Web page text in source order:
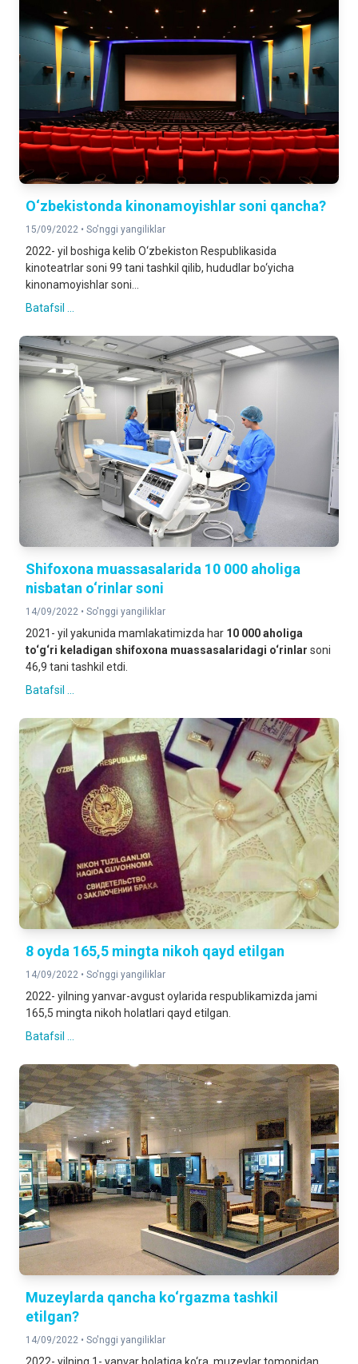
O‘zbekistonda kinonamoyishlar soni qancha?
15/09/2022 • So'nggi yangiliklar
2022- yil boshiga kelib O‘zbekiston Respublikasida
kinoteatrlar soni 99 tani tashkil qilib, hududlar bo‘yicha
kinonamoyishlar soni...
Batafsil ...
Shifoxona muassasalarida 10 000 aholiga
nisbatan o‘rinlar soni
14/09/2022 • So'nggi yangiliklar
2021- yil yakunida mamlakatimizda har 10 000 aholiga
to‘g‘ri keladigan shifoxona muassasalaridagi o‘rinlar soni
46,9 tani tashkil etdi.
Batafsil ...
8 oyda 165,5 mingta nikoh qayd etilgan
14/09/2022 • So'nggi yangiliklar
2022- yilning yanvar-avgust oylarida respublikamizda jami
165,5 mingta nikoh holatlari qayd etilgan.
Batafsil ...
Muzeylarda qancha ko‘rgazma tashkil
etilgan?
14/09/2022 • So'nggi yangiliklar